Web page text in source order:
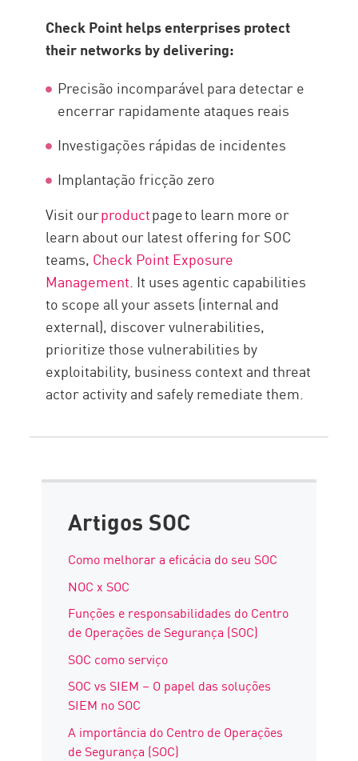
Check Point helps enterprises protect
their networks by delivering:
Precisão incomparável para detectar e
encerrar rapidamente ataques reais
Investigações rápidas de incidentes
Implantação fricção zero
Visit ourproductpageto learn more or
learn about our latest offering for SOC
teams, Check Point Exposure
Management. It uses agentic capabilities
to scope all your assets (internal and
external), discover vulnerabilities,
prioritize those vulnerabilities by
exploitability, business context and threat
actoractivityand safely remediate them.
Artigos SOC
Como melhorar a eficácia do seu SOC
NOC x SOC
Funções e responsabilidades do Centro
de Operações de Segurança (SOC)
SOC como serviço
SOC vs SIEM – O papel das soluções
SIEM no SOC
A importância do Centro de Operações
de Segurança (SOC)